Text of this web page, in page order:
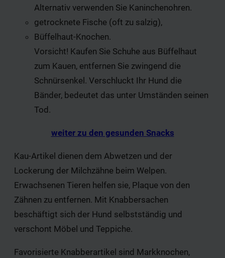
Alternativ verwenden Sie Kaninchenohren.
getrocknete Fische (oft zu salzig),
Büffelhaut-Knochen.
Vorsicht! Kaufen Sie Schuhe aus Büffelhaut
zum Kauen, entfernen Sie zwingend die
Schnürsenkel. Verschluckt Ihr Hund die
Bänder, bedeutet das unter Umständen seinen
Tod.
weiter zu den gesunden Snacks
Kau-Artikel dienen dem Abwetzen und der
Lockerung der Milchzähne beim Welpen.
Erwachsenen Tieren helfen sie, Plaque von den
Zähnen zu entfernen. Mit Knabbersachen
beschäftigt sich der Hund selbstständig und
verschont Möbel und Teppiche.
Favorisierte Knabberartikel sind Markknochen,